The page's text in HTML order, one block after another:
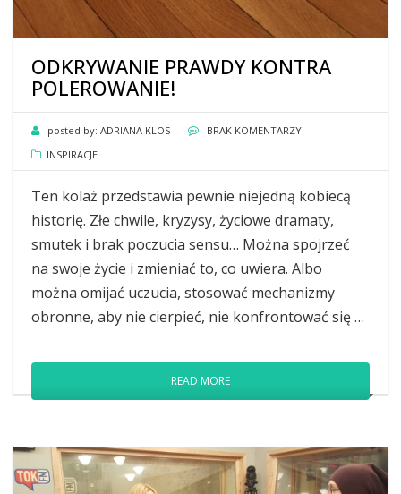
ODKRYWANIE PRAWDY KONTRA
POLEROWANIE!
posted by: ADRIANA KLOS
BRAK KOMENTARZY
INSPIRACJE
Ten kolaż przedstawia pewnie niejedną kobiecą
historię. Złe chwile, kryzysy, życiowe dramaty,
smutek i brak poczucia sensu… Można spojrzeć
na swoje życie i zmieniać to, co uwiera. Albo
można omijać uczucia, stosować mechanizmy
obronne, aby nie cierpieć, nie konfrontować się …
READ MORE